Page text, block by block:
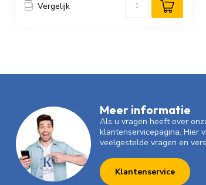
Vergelijk
Meer informatie
Als u vragen heeft over
klantenservicepagina. Hier
veelgestelde vragen en
Klantenservice